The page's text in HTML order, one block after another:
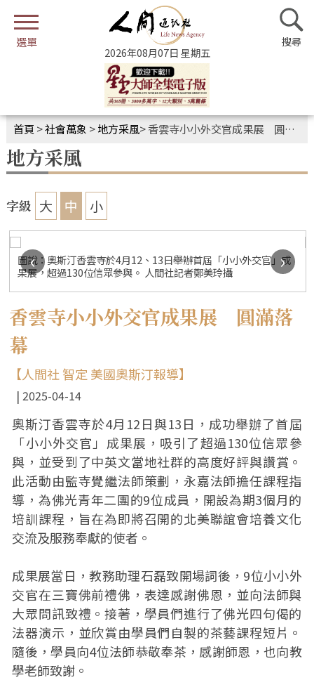
2026年08月07日 星期五
首頁 >社會萬象 >地方采風>香雲寺小小外交官成果展 圓滿落幕
地方采風
字級 大 中 小
圖說：奧斯汀香雲寺於4月12、13日舉辦首屆「小小外交官」成
果展，超過130位信眾參與。 人間社記者鄭美玲攝
‹ ›
香雲寺小小外交官成果展 圓滿落
幕
【人間社 智定 美國奧斯汀報導】
2025-04-14
奧斯汀香雲寺於4月12日與13日，成功舉辦了首屆
「小小外交官」成果展，吸引了超過130位信眾參
與，並受到了中英文當地社群的高度好評與讚賞。
此活動由監寺覺繼法師策劃，永嘉法師擔任課程指
導，為佛光青年二團的9位成員，開設為期3個月的
培訓課程，旨在為即將召開的北美聯誼會培養文化
交流及服務奉獻的使者。
成果展當日，教務助理石磊致開場詞後，9位小小外
交官在三寶佛前禮佛，表達感謝佛恩，並向法師與
大眾問訊致禮。接著，學員們進行了佛光四句偈的
法器演示，並欣賞由學員們自製的茶藝課程短片。
隨後，學員向4位法師恭敬奉茶，感謝師恩，也向教
學老師致謝。